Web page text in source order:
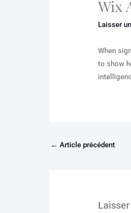
Wix
Laisser
When
to show
← Article précédent